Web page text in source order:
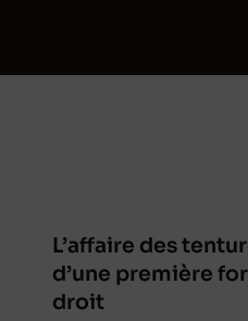
L’affaire des
d’une première
droit